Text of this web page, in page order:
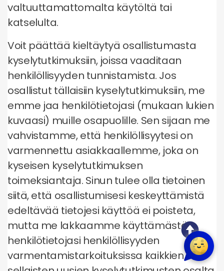
valtuuttamattomalta käytöltä tai
katselulta.
Voit päättää kieltäytyä osallistumasta
kyselytutkimuksiin, joissa vaaditaan
henkilöllisyyden tunnistamista. Jos
osallistut tällaisiin kyselytutkimuksiin, me
emme jaa henkilötietojasi (mukaan lukien
kuvaasi) muille osapuolille. Sen sijaan me
vahvistamme, että henkilöllisyytesi on
varmennettu asiakkaallemme, joka on
kyseisen kyselytutkimuksen
toimeksiantaja. Sinun tulee olla tietoinen
siitä, että osallistumisesi keskeyttämistä
edeltävää tietojesi käyttöä ei poisteta,
mutta me lakkaamme käyttämästä
henkilötietojasi henkilöllisyyden
varmentamistarkoituksissa kaikkien